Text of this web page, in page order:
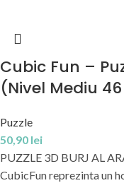
Cubic Fun –
(Nivel Mediu
Puzzle
50,90 lei
PUZZLE 3D BURJ AL
CubicFun reprezinta un